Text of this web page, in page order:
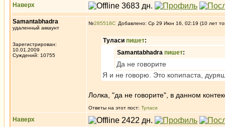
Наверх
Samantabhadra
удаленный аккаунт
Зарегистрирован:
10.01.2009
Суждений: 10755
№285518 Добавлено: Ср 29 Июн 16, 02:19 (10 лет
Туласи пишет:
Samantabhadra пишет:
Да не говорите
Я и не говорю. Это копипаста,
Лолка, "да не говорите", в данном
Ответы на этот пост: Туласи
Наверх